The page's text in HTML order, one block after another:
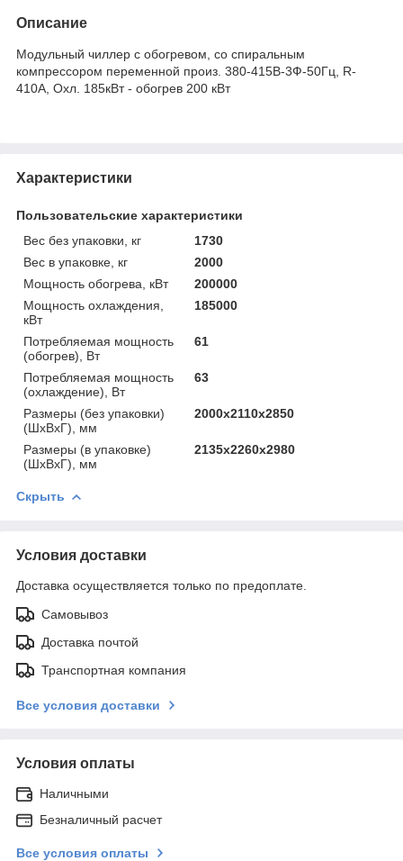
Описание
Модульный чиллер с обогревом, со спиральным
компрессором переменной произ. 380-415В-3Ф-50Гц, R-
410A, Охл. 185кВт - обогрев 200 кВт
Характеристики
Пользовательские характеристики
Вес без упаковки, кг
1730
Вес в упаковке, кг
2000
Мощность обогрева, кВт
200000
Мощность охлаждения,
кВт
185000
Потребляемая мощность
(обогрев), Вт
61
Потребляемая мощность
(охлаждение), Вт
63
Размеры (без упаковки)
(ШхВхГ), мм
2000х2110х2850
Размеры (в упаковке)
(ШхВхГ), мм
2135х2260х2980
Скрыть
Условия доставки
Доставка осуществляется только по предоплате.
Самовывоз
Доставка почтой
Транспортная компания
Все условия доставки
Условия оплаты
Наличными
Безналичный расчет
Все условия оплаты